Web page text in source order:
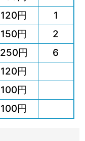
120円
1
150円
2
250円
6
120円
100円
100円